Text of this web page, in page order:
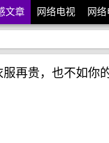
文章 网络电视 网
服再贵，也不如你